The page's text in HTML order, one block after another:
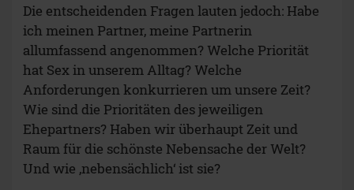
Die entscheidenden Fragen lauten jedoch: Habe
ich meinen Partner, meine Partnerin
allumfassend angenommen? Welche Priorität
hat Sex in unserem Alltag? Welche
Anforderungen konkurrieren um unsere Zeit?
Wie sind die Prioritäten des jeweiligen
Ehepartners? Haben wir überhaupt Zeit und
Raum für die schönste Nebensache der Welt?
Und wie ‚nebensächlich‘ ist sie?